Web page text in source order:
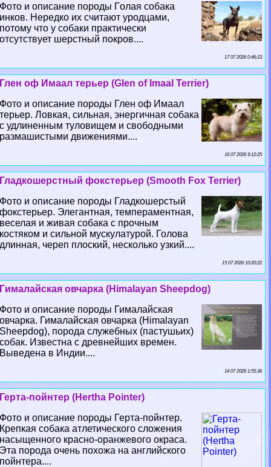
Фото и описание породы Гoлая собака
инков. Нередко их считают уpoдцами,
потому что у собаки пpaктически
отсутствует шерстный покров....
17 07 2026 0:46:23
Глен оф Имаал терьер (Glen of Imaal Terrier)
Фото и описание породы Глен оф Имаал
терьер. Ловкая, сильная, энергичная собака
с удлиненным туловищем и свободными
размашистыми движениями....
16 07 2026 9:12:25
Гладкошерстный фокстерьер (Smooth Fox Terrier)
Фото и описание породы Гладкошерстый
фокстерьер. Элегантная, темпераментная,
веселая и живая собака с прочным
костяком и сильной мускулатурой. Голова
длинная, череп плоский, несколько узкий....
15 07 2026 10:20:22
Гималайская овчарка (Himalayan Sheepdog)
Фото и описание породы Гималайская
овчарка. Гималайская овчарка (Himalayan
Sheepdog), порода служебных (пастушьих)
собак. Известна с древнейших времен.
Выведена в Индии....
14 07 2026 1:55:36
Герта-пойнтер (Hertha Pointer)
Фото и описание породы Герта-пойнтер.
Крепкая собака атлетического сложения
насыщенного красно-оранжевого окраса.
Эта порода очень похожа на английского
пойнтера....